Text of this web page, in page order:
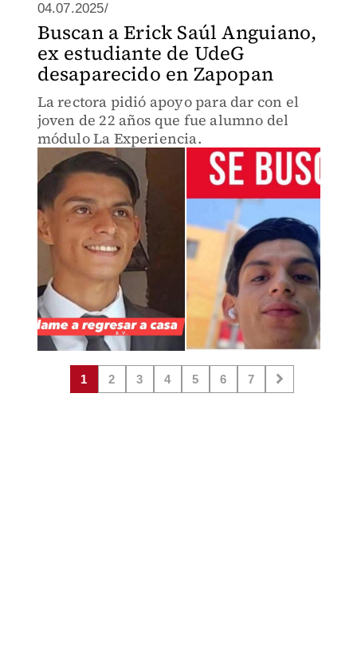
04.07.2025/
Buscan a Erick Saúl Anguiano,
ex estudiante de UdeG
desaparecido en Zapopan
La rectora pidió apoyo para dar con el
joven de 22 años que fue alumno del
módulo La Experiencia.
1 2 3 4 5 6 7